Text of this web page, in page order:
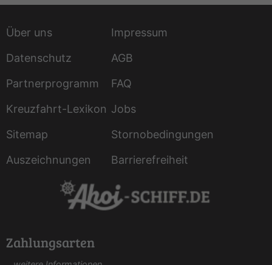
Über uns
Impressum
Datenschutz
AGB
Partnerprogramm
FAQ
Kreuzfahrt-Lexikon Jobs
Sitemap
Stornobedingungen
Auszeichnungen
Barrierefreiheit
Zahlungsarten